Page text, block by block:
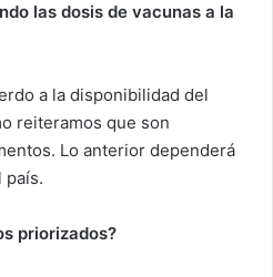
las dosis de vacunas a la
a la disponibilidad del
reiteramos que son
Lo anterior dependerá
país.
priorizados?